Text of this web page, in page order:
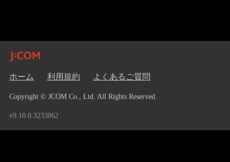
ホーム 利用規約 よくあるご質問
Copyright © JCOM Co., Ltd. All Rights Reserved.
v9.10.0.3233062